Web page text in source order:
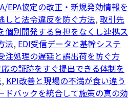
EPA協定の改正・新規発効情報を
しと法令違反を防ぐ方法, 取引先
個別開発する負担をなくし連携ス
法, EDI受信データと基幹システ
注処理の遅延と誤出荷を防ぐ方
の証跡をすぐ提出できる体制を
, KPI改善と現場の不満が食い違う
ドバックを統合して施策の真の効